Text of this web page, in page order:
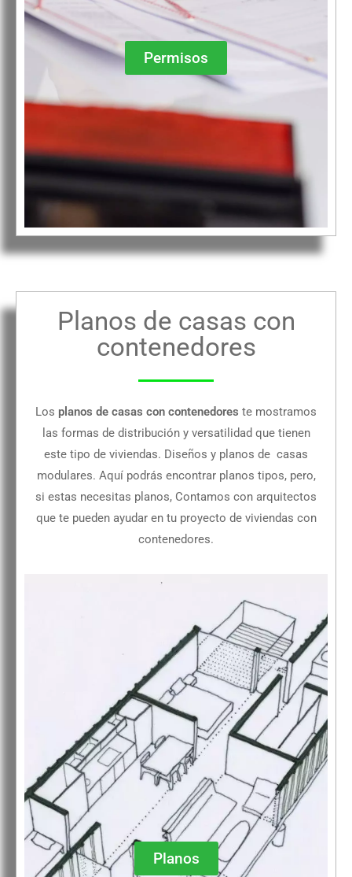
Permisos
Planos de casas con
contenedores
Los planos de casas con contenedores te mostramos
las formas de distribución y versatilidad que tienen
este tipo de viviendas. Diseños y planos de casas
modulares. Aquí podrás encontrar planos tipos, pero,
si estas necesitas planos, Contamos con arquitectos
que te pueden ayudar en tu proyecto de viviendas con
contenedores.
Planos